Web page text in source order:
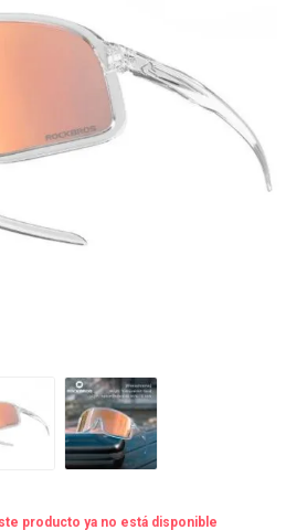
producto ya no está disponible